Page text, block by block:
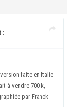
:
faite en Italie
à vendre 700 k,
par Franck